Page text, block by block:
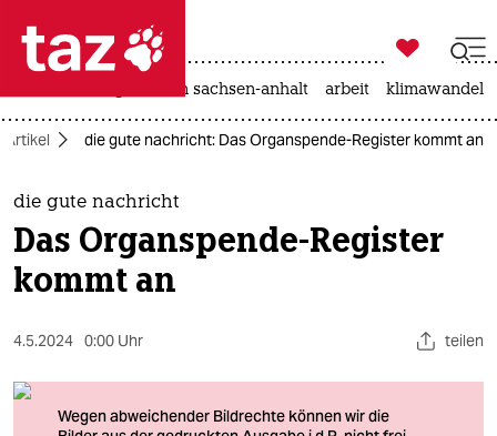
 taz zahl ich
taz zahl ich
themen
politik
öko
gesellschaft
kultur

taz zahl ich
landtagswahl in sachsen-anhalt arbeit klimawandel
Artikel die gute nachricht: Das Organspende-Register kommt an
die gute nachricht
Das Organspende-Register
kommt an
4.5.2024 0:00 Uhr teilen